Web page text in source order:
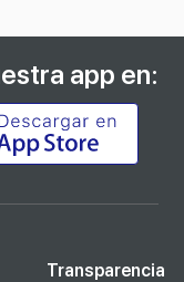
app en:
Transparencia